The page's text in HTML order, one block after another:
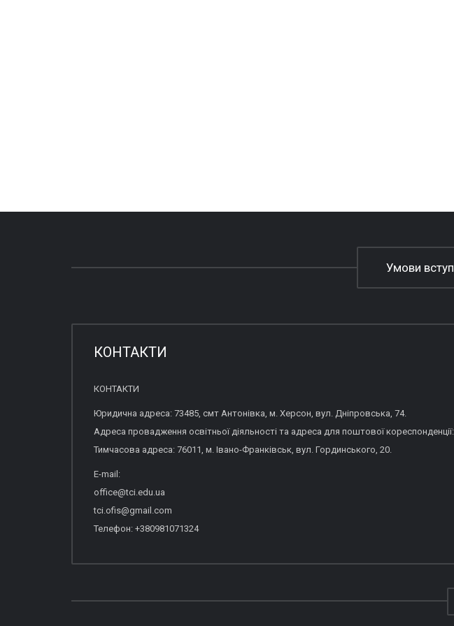
Умови
КОНТАКТИ
КОНТАКТИ
Юридична адреса: 73485, смт Антонівка, м. Херсон, вул. Дніпровська, 74.
Адреса провадження освітньої діяльності та адреса для поштової
Тимчасова адреса: 76011, м. Івано-Франківськ, вул. Гординського, 20.
E-mail:
office@tci.edu.ua
tci.ofis@gmail.com
Телефон: +380981071324